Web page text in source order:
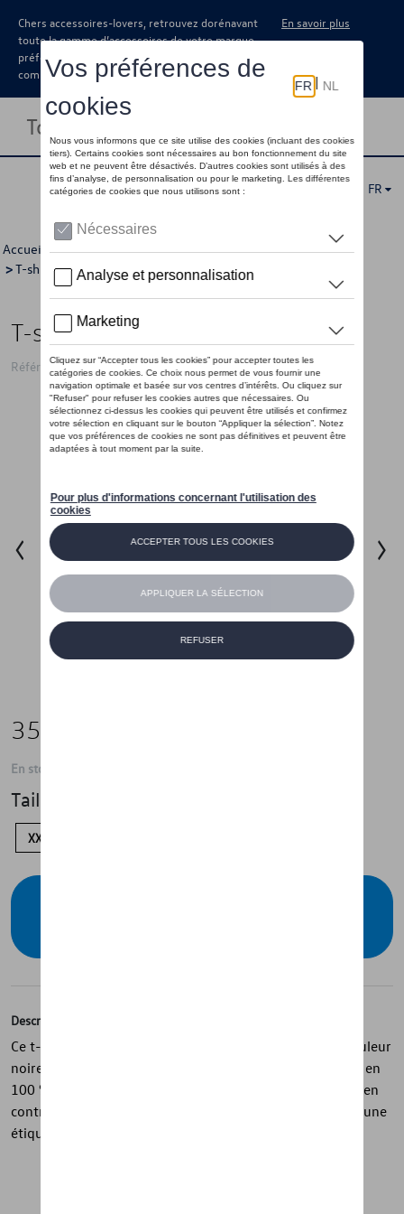
Chers accessoires-lovers, retrouvez dorénavant
toute la gamme d’accessoires de votre marque
préférée sous forme de catalogue à
commander auprès de votre concessionaire.
En savoir plus
Toggle navigation
FR
Accueil >Pour vous >T-Roc Collection >Vêtements
>T-shirts/polo's >Hommes > Détail
T-shirt VW T-Roc, noir - M
Référence: 2GV084200B 041
35,01 €
En stock
Taille
XXL
Description
Ce t-shirt pour hommes de la collection T-Roc est de couleur
noire et offre un style moderne et sportif. Confectionné en
100 % coton, il présente une silhouette T-Roc imprimée en
contraste sur la poitrine, avec un bouton Volkswagen et une
étiquette drapeau T-Roc comme finitions.